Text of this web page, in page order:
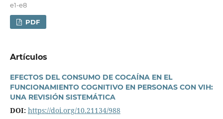
e1-e8
PDF
Artí­culos
EFECTOS DEL CONSUMO DE COCAÍNA EN EL
FUNCIONAMIENTO COGNITIVO EN PERSONAS CON VIH:
UNA REVISIÓN SISTEMÁTICA
DOI: https://doi.org/10.21134/988